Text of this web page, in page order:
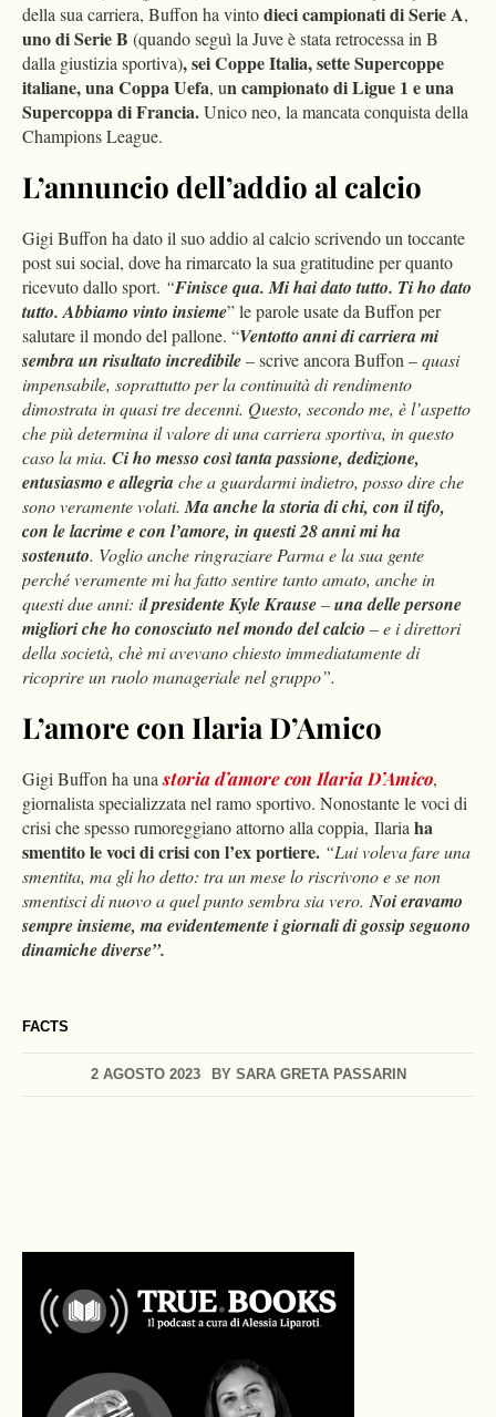
FACTS
2 AGOSTO 2023 BY SARA GRETA PASSARIN
della sua carriera, Buffon ha vintodieci campionati di Serie A,
uno di Serie B (quando seguì la Juve è stata retrocessa in B
dalla giustizia sportiva), sei Coppe Italia, sette Supercoppe
italiane, una Coppa Uefa, un campionato di Ligue 1 e una
Supercoppa di Francia.Unico neo, la mancata conquista della
Champions League.
L’annuncio dell’addio al calcio
Gigi Buffon ha dato il suo addio al calcio scrivendo un toccante
post sui social, dove ha rimarcato la sua gratitudine per quanto
ricevuto dallo sport. “Finisce qua. Mi hai dato tutto. Ti ho dato
tutto. Abbiamo vinto insieme” le parole usate da Buffon per
salutare il mondo del pallone. “Ventotto anni di carriera mi
sembra un risultato incredibile– scrive ancora Buffon –quasi
impensabile, soprattutto per la continuità di rendimento
dimostrata in quasi tre decenni. Questo, secondo me, è l’aspetto
che più determina il valore di una carriera sportiva, in questo
caso la mia. Ci ho messo così tanta passione, dedizione,
entusiasmo e allegriache a guardarmi indietro, posso dire che
sono veramente volati.Ma anche la storia di chi, con il tifo,
con le lacrime e con l’amore, in questi 28 anni mi ha
sostenuto. Voglio anche ringraziare Parma e la sua gente
perché veramente mi ha fatto sentire tanto amato, anche in
questi due anni: il presidente Kyle Krause–una delle persone
migliori che ho conosciuto nel mondo del calcio – e i direttori
della società, chè mi avevano chiesto immediatamente di
ricoprire un ruolo manageriale nel gruppo”.
L’amore con Ilaria D’Amico
Gigi Buffon ha unastoria d’amore con Ilaria D’Amico,
giornalista specializzata nel ramo sportivo. Nonostante le voci di
crisi che spesso rumoreggiano attorno alla coppia, Ilariaha
smentito le voci di crisi con l’ex portiere. “Lui voleva fare una
smentita, ma gli ho detto: tra un mese lo riscrivono e se non
smentisci di nuovo a quel punto sembra sia vero.Noi eravamo
sempre insieme, ma evidentemente i giornali di gossip seguono
dinamiche diverse”.